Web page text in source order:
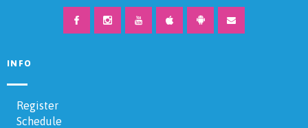
INFO
Register
Schedule